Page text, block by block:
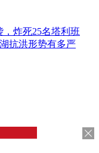
炸死25名塔利班
抗洪形势有多严